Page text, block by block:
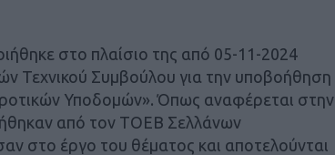
στο πλαίσιο της από 05-11-2024
Τεχνικού Συμβούλου για την υποβοήθηση
Υποδομών». Όπως αναφέρεται στην
από τον ΤΟΕΒ Σελλάνων
στο έργο του θέματος και αποτελούνται